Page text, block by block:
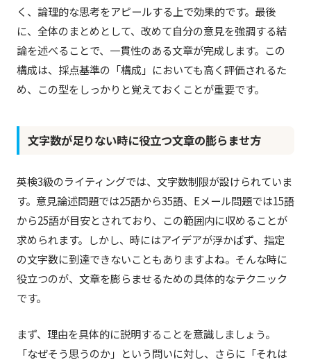
く、論理的な思考をアピールする上で効果的です。最後
に、全体のまとめとして、改めて自分の意見を強調する結
論を述べることで、一貫性のある文章が完成します。この
構成は、採点基準の「構成」においても高く評価されるた
め、この型をしっかりと覚えておくことが重要です。
文字数が足りない時に役立つ文章の膨らませ方
英検3級のライティングでは、文字数制限が設けられていま
す。意見論述問題では25語から35語、Eメール問題では15語
から25語が目安とされており、この範囲内に収めることが
求められます。しかし、時にはアイデアが浮かばず、指定
の文字数に到達できないこともありますよね。そんな時に
役立つのが、文章を膨らませるための具体的なテクニック
です。
まず、理由を具体的に説明することを意識しましょう。
「なぜそう思うのか」という問いに対し、さらに「それは